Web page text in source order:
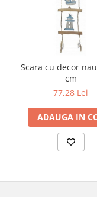
Scara cu decor
cm
77,28 Lei
ADAUGA IN